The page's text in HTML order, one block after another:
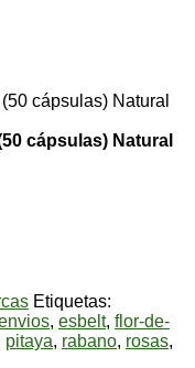
cápsulas) Natural
Etiquetas:
, esbelt, flor-de-
pitaya, rabano, rosas,